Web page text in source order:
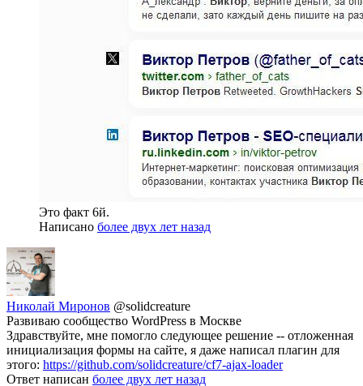
Это факт 6й.
Написано более двух лет назад
Николай Миронов @solidcreature
Развиваю сообщество WordPress в Москве
Здравствуйте, мне помогло следующее решение -- отложенная
инициализация формы на сайте, я даже написал плагин для
этого: https://github.com/solidcreature/cf7-ajax-loader
Ответ написан более двух лет назад